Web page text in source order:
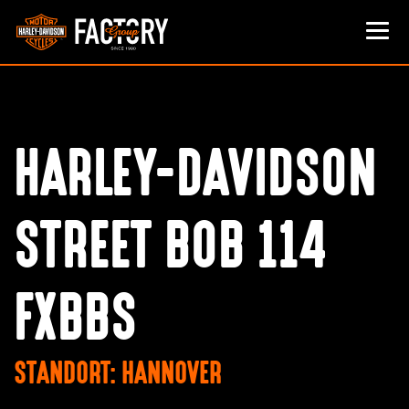
HARLEY-DAVIDSON
STREET BOB 114
FXBBS
STANDORT: HANNOVER